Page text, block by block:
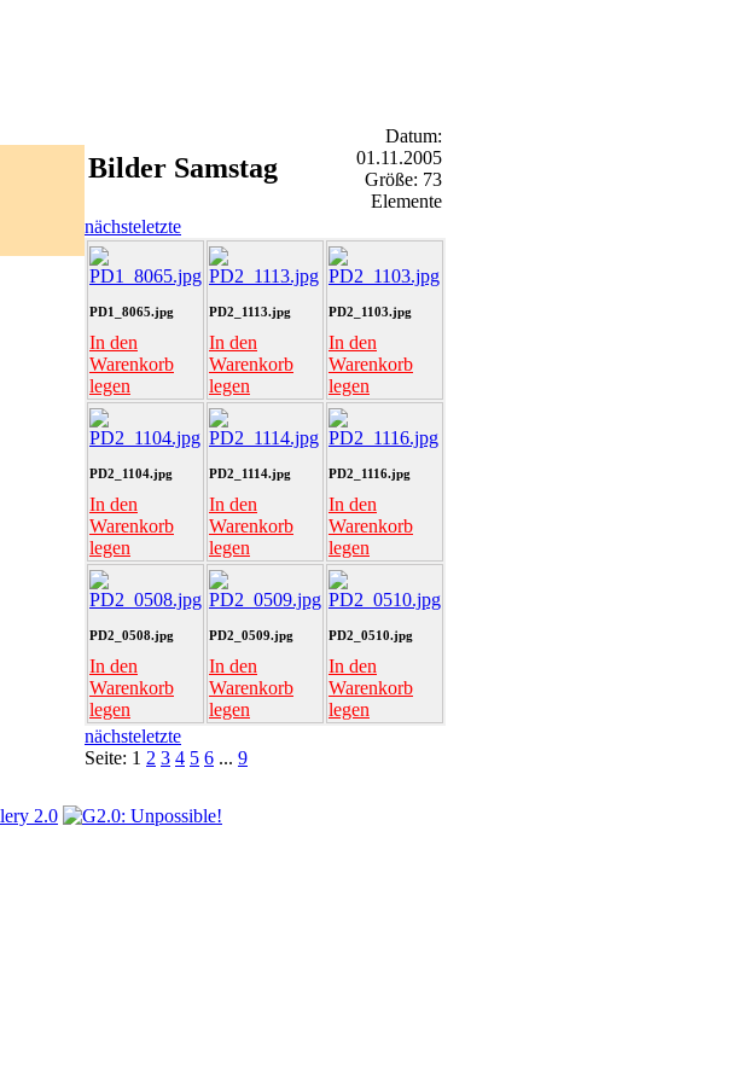
Bilder Samstag
Datum:
01.11.2005
Größe: 73
Elemente
nächsteletzte
PD1_8065.jpg
In den
Warenkorb
legen
PD2_1113.jpg
In den
Warenkorb
legen
PD2_1103.jpg
In den
Warenkorb
legen
PD2_1104.jpg
In den
Warenkorb
legen
PD2_1114.jpg
In den
Warenkorb
legen
PD2_1116.jpg
In den
Warenkorb
legen
PD2_0508.jpg
In den
Warenkorb
legen
PD2_0509.jpg
In den
Warenkorb
legen
PD2_0510.jpg
In den
Warenkorb
legen
nächsteletzte
Seite: 1 2 3 4 5 6 ... 9